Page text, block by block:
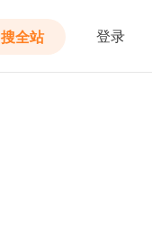
搜全站 登录